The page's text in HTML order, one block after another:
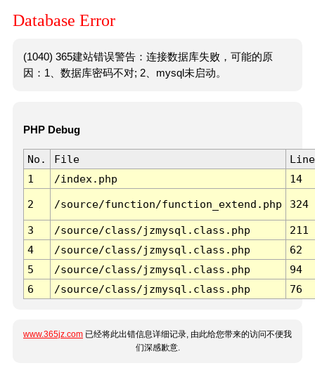
Database Error
(1040) 365建站错误警告：连接数据库失败，可能的原
因：1、数据库密码不对; 2、mysql未启动。
PHP Debug
No. File
Line
1
/index.php 14
2 /source/function/function_extend.php 324
3 /source/class/jzmysql.class.php
211
4
/source/class/jzmysql.class.php
62
5
/source/class/jzmysql.class.php
94
6
/source/class/jzmysql.class.php 76
www.365jz.com 已经将此出错信息详细记录, 由此给您带来的访问不便我
们深感歉意.